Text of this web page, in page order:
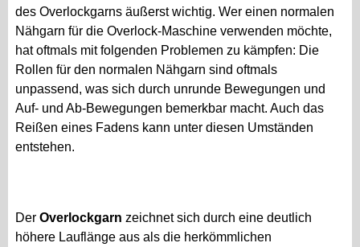
des Overlockgarns äußerst wichtig. Wer einen normalen
Nähgarn für die Overlock-Maschine verwenden möchte,
hat oftmals mit folgenden Problemen zu kämpfen: Die
Rollen für den normalen Nähgarn sind oftmals
unpassend, was sich durch unrunde Bewegungen und
Auf- und Ab-Bewegungen bemerkbar macht. Auch das
Reißen eines Fadens kann unter diesen Umständen
entstehen.
Der Overlockgarn zeichnet sich durch eine deutlich
höhere Lauflänge aus als die herkömmlichen